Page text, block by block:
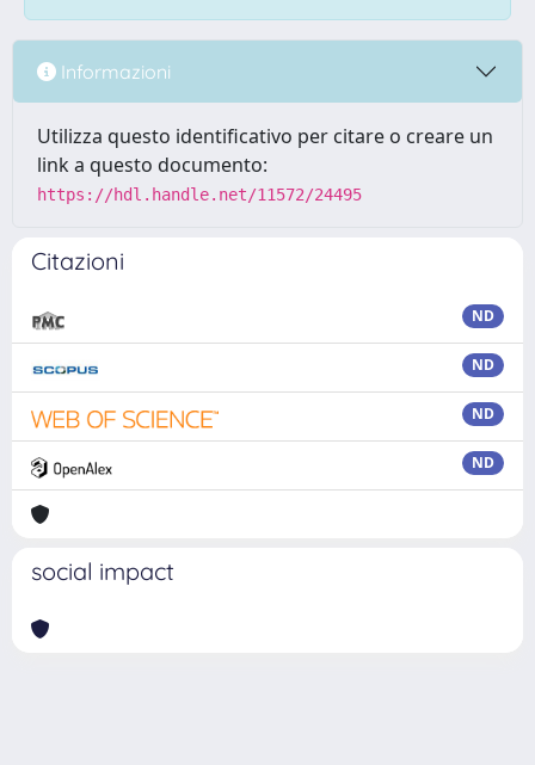
Informazioni
Utilizza questo identificativo per citare o creare un
link a questo documento:
https://hdl.handle.net/11572/24495
Citazioni
ND
ND
ND
ND
social impact